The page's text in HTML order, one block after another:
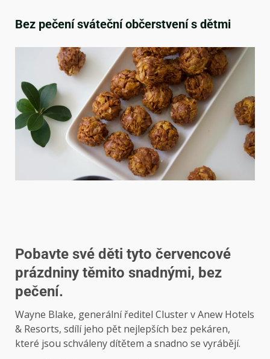
Bez pečení sváteční občerstvení s dětmi
Pobavte své děti tyto červencové
prázdniny těmito snadnými, bez
pečení.
Wayne Blake, generální ředitel Cluster v Anew Hotels
& Resorts, sdílí jeho pět nejlepších bez pekáren,
které jsou schváleny dítětem a snadno se vyrábějí.